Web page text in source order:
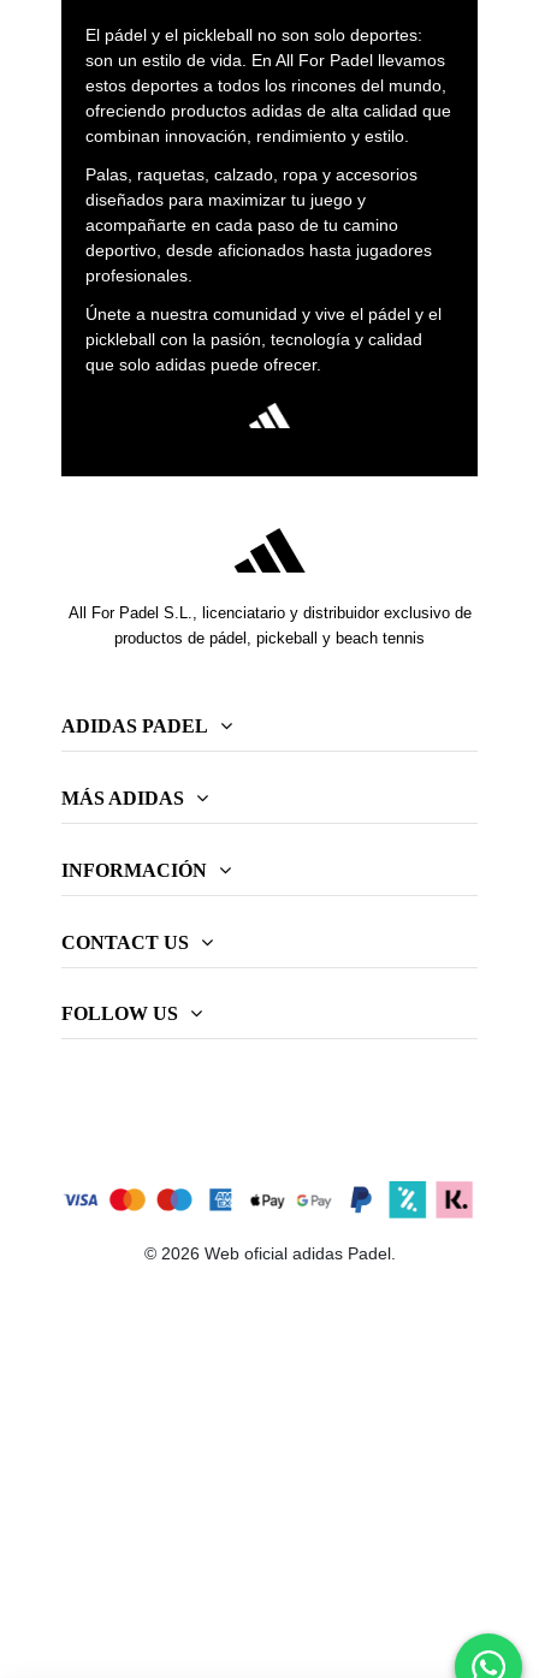
El pádel y el pickleball no son solo deportes:
son un estilo de vida. En All For Padel llevamos
estos deportes a todos los rincones del mundo,
ofreciendo productos adidas de alta calidad que
combinan innovación, rendimiento y estilo.
Palas, raquetas, calzado, ropa y accesorios
diseñados para maximizar tu juego y
acompañarte en cada paso de tu camino
deportivo, desde aficionados hasta jugadores
profesionales.
Únete a nuestra comunidad y vive el pádel y el
pickleball con la pasión, tecnología y calidad
que solo adidas puede ofrecer.
All For Padel S.L., licenciatario y distribuidor exclusivo de
productos de pádel, pickeball y beach tennis
ADIDAS PADEL
MÁS ADIDAS
INFORMACIÓN
CONTACT US
FOLLOW US
© 2026 Web oficial adidas Padel.